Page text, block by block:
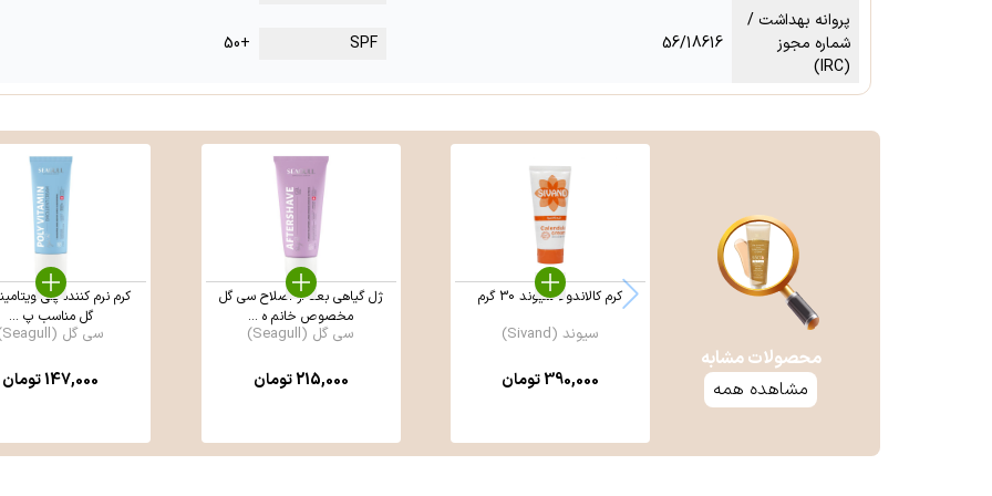
پروانه بهداشت /
شماره مجوز
(IRC)
56/18616
SPF
+50
محصولات مشابه
مشاهده همه
کرم کالاندولا سیوند 30 گرم
سیوند (Sivand)
390,000تومان
ژل گیاهی بعد از اصلاح سی گل
مخصوص خانم ه ...
سی گل (Seagull)
215,000تومان
کرم نرم کننده پلی
گل مناسب پ ...
سی گل (Seagull)
147,000تومان